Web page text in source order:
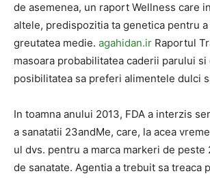
de asemenea, un raport Wellness care
altele, predispozitia ta genetica pentru
greutatea medie. agahidan.ir Raportul
masoara probabilitatea caderii parului si
posibilitatea sa preferi alimentele dulci
In toamna anului 2013, FDA a interzis
a sanatatii 23andMe, care, la acea
ul dvs. pentru a marca markeri de peste
de sanatate. Agentia a trebuit sa treaca